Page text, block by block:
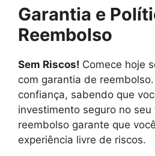
Garantia e
Reembolso
Sem Riscos! Comece hoje
com garantia de
confiança, sabendo que
investimento seguro no
reembolso garante que
experiência livre de riscos.